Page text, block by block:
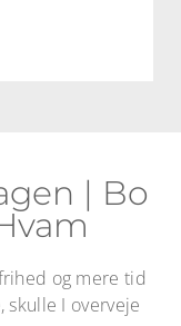
| Bo
og mere tid
I overveje